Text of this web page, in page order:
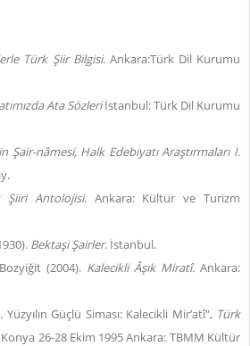
Türk Şiir Bilgisi.Ankara:Türk Dil Kurumu
Ata Sözleriİstanbul: Türk Dil Kurumu
Şair-nâmesi, Halk Edebiyatı Araştırmaları I.
Şiiri Antolojisi. Ankara: Kültür ve Turizm
Bektaşi Şairler. İstanbul.
(2004). Kalecikli Âşık Miratî. Ankara:
Güçlü Siması: Kalecikli Mir’atî", Türk
26-28 Ekim 1995 Ankara: TBMM Kültür